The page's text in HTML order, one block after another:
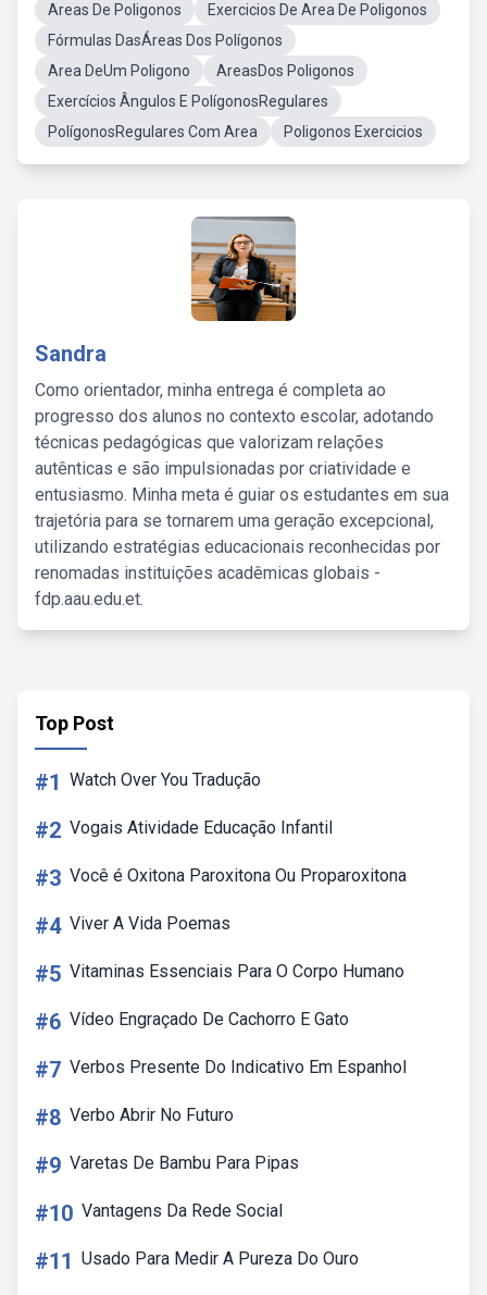
Areas De Poligonos
Exercicios De Area De Poligonos
Fórmulas DasÁreas Dos Polígonos
Area DeUm Poligono
AreasDos Poligonos
Exercícios Ângulos E PolígonosRegulares
PolígonosRegulares Com Area
Poligonos Exercicios
Sandra
Como orientador, minha entrega é completa ao
progresso dos alunos no contexto escolar, adotando
técnicas pedagógicas que valorizam relações
autênticas e são impulsionadas por criatividade e
entusiasmo. Minha meta é guiar os estudantes em sua
trajetória para se tornarem uma geração excepcional,
utilizando estratégias educacionais reconhecidas por
renomadas instituições acadêmicas globais -
fdp.aau.edu.et.
Top Post
#1 Watch Over You Tradução
#2 Vogais Atividade Educação Infantil
#3 Você é Oxitona Paroxitona Ou Proparoxitona
#4 Viver A Vida Poemas
#5 Vitaminas Essenciais Para O Corpo Humano
#6 Vídeo Engraçado De Cachorro E Gato
#7 Verbos Presente Do Indicativo Em Espanhol
#8 Verbo Abrir No Futuro
#9 Varetas De Bambu Para Pipas
#10 Vantagens Da Rede Social
#11 Usado Para Medir A Pureza Do Ouro